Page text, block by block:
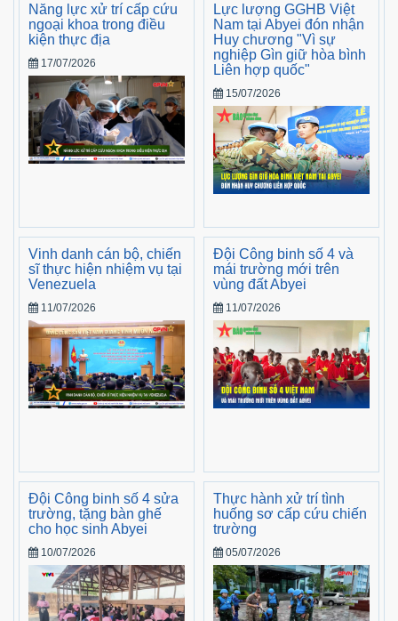
Năng lực xử trí cấp cứu
ngoại khoa trong điều
kiện thực địa
17/07/2026
Lực lượng GGHB Việt
Nam tại Abyei đón nhận
Huy chương "Vì sự
nghiệp Gìn giữ hòa bình
Liên hợp quốc"
15/07/2026
Vinh danh cán bộ, chiến
sĩ thực hiện nhiệm vụ tại
Venezuela
11/07/2026
Đội Công binh số 4 và
mái trường mới trên
vùng đất Abyei
11/07/2026
Đội Công binh số 4 sửa
trường, tặng bàn ghế
cho học sinh Abyei
10/07/2026
Thực hành xử trí tình
huống sơ cấp cứu chiến
trường
05/07/2026